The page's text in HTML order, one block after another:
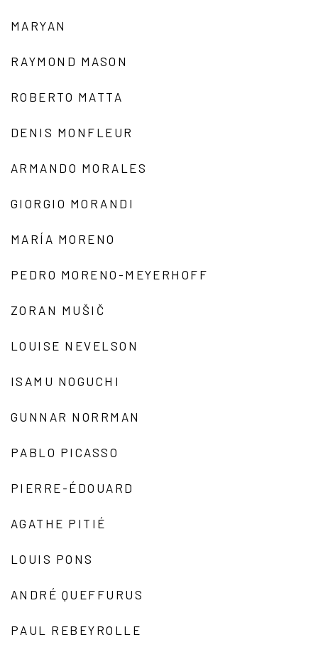
MARYAN
RAYMOND MASON
ROBERTO MATTA
DENIS MONFLEUR
ARMANDO MORALES
GIORGIO MORANDI
MARÍA MORENO
PEDRO MORENO-MEYERHOFF
ZORAN MUŠIČ
LOUISE NEVELSON
ISAMU NOGUCHI
GUNNAR NORRMAN
PABLO PICASSO
PIERRE-ÉDOUARD
AGATHE PITIÉ
LOUIS PONS
ANDRÉ QUEFFURUS
PAUL REBEYROLLE